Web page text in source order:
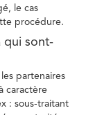
le cas
procédure.
qui sont-
partenaires
caractère
: sous-traitant